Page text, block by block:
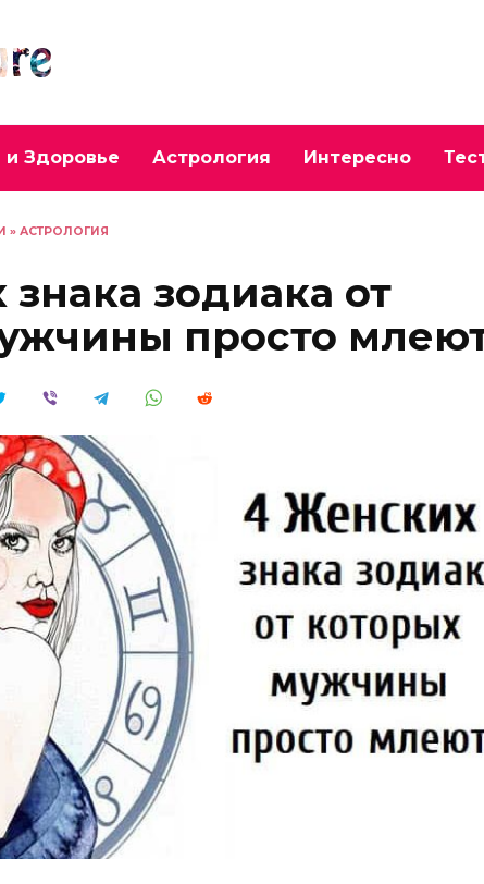
и Здоровье Астрология Интересно
» АСТРОЛОГИЯ
зодиака от
просто